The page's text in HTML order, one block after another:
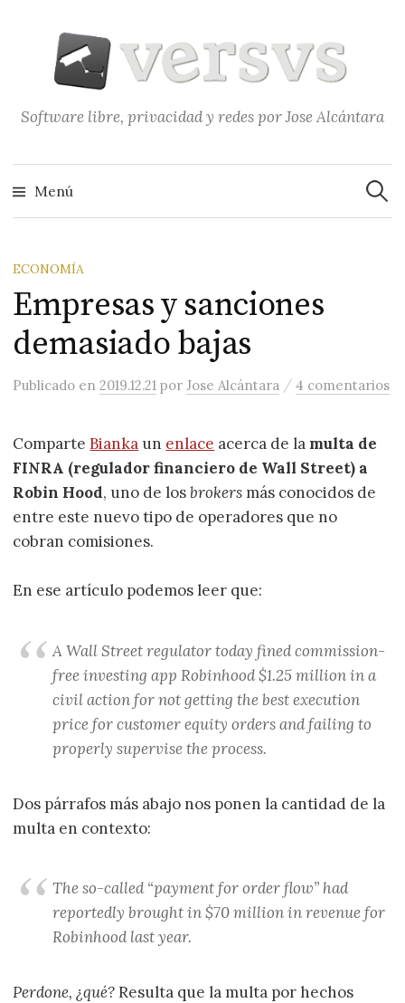
contenido
Software libre, privacidad y redes por Jose Alcántara
Menú
ECONOMÍA
Empresas y sanciones
demasiado bajas
Publicado en2019.12.21 porJose Alcántara /4 comentarios
ComparteBianka un enlace acerca de la multa de
FINRA (regulador financiero de Wall Street) a
Robin Hood, uno de losbrokers más conocidos de
entre este nuevo tipo de operadores que no
cobran comisiones.
En ese artículo podemos leer que:
A Wall Street regulator today fined commission-
free investing app Robinhood $1.25 million in a
civil action for not getting the best execution
price for customer equity orders and failing to
properly supervise the process.
Dos párrafos más abajo nos ponen la cantidad de la
multa en contexto:
The so-called “payment for order flow” had
reportedly brought in $70 million in revenue for
Robinhood last year.
Perdone, ¿qué?Resulta que la multa por hechos